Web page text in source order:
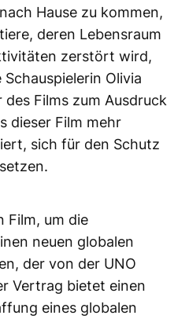
Hause zu kommen,
deren Lebensraum
zerstört wird,
Olivia
des Films zum Ausdruck
dieser Film mehr
sich für den Schutz
Film, um die
neuen globalen
der von der UNO
Vertrag bietet einen
eines globalen